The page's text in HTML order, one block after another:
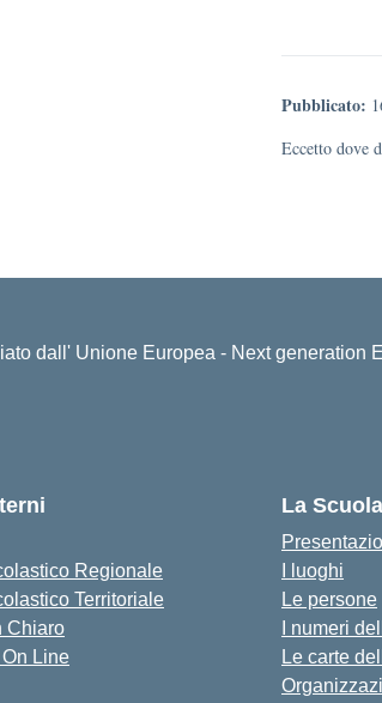
Pubblicato:
Eccetto dove
Regionale
Territoriale
Chiaro
Line
La Scuola
I luoghi
Le persone
I numeri
Le carte